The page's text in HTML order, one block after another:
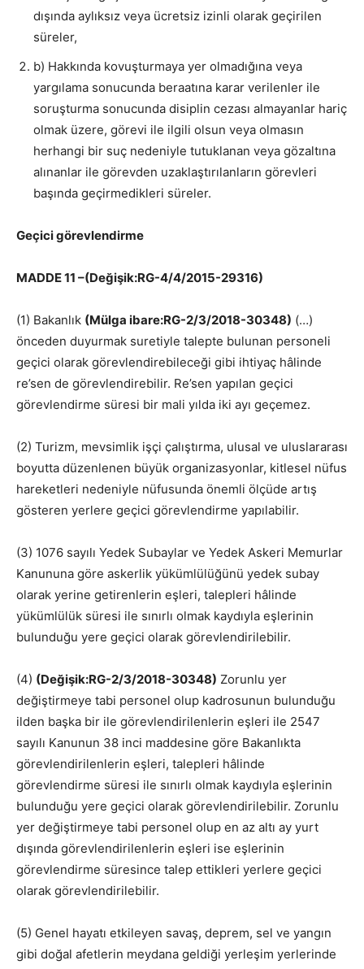
dışında aylıksız veya ücretsiz izinli olarak geçirilen
süreler,
b) Hakkında kovuşturmaya yer olmadığına veya
yargılama sonucunda beraatına karar verilenler ile
soruşturma sonucunda disiplin cezası almayanlar hariç
olmak üzere, görevi ile ilgili olsun veya olmasın
herhangi bir suç nedeniyle tutuklanan veya gözaltına
alınanlar ile görevden uzaklaştırılanların görevleri
başında geçirmedikleri süreler.
Geçici görevlendirme
MADDE 11 –(Değişik:RG-4/4/2015-29316)
(1) Bakanlık (Mülga ibare:RG-2/3/2018-30348) (…)
önceden duyurmak suretiyle talepte bulunan personeli
geçici olarak görevlendirebileceği gibi ihtiyaç hâlinde
re’sen de görevlendirebilir. Re’sen yapılan geçici
görevlendirme süresi bir mali yılda iki ayı geçemez.
(2) Turizm, mevsimlik işçi çalıştırma, ulusal ve uluslararası
boyutta düzenlenen büyük organizasyonlar, kitlesel nüfus
hareketleri nedeniyle nüfusunda önemli ölçüde artış
gösteren yerlere geçici görevlendirme yapılabilir.
(3) 1076 sayılı Yedek Subaylar ve Yedek Askeri Memurlar
Kanununa göre askerlik yükümlülüğünü yedek subay
olarak yerine getirenlerin eşleri, talepleri hâlinde
yükümlülük süresi ile sınırlı olmak kaydıyla eşlerinin
bulunduğu yere geçici olarak görevlendirilebilir.
(4) (Değişik:RG-2/3/2018-30348) Zorunlu yer
değiştirmeye tabi personel olup kadrosunun bulunduğu
ilden başka bir ile görevlendirilenlerin eşleri ile 2547
sayılı Kanunun 38 inci maddesine göre Bakanlıkta
görevlendirilenlerin eşleri, talepleri hâlinde
görevlendirme süresi ile sınırlı olmak kaydıyla eşlerinin
bulunduğu yere geçici olarak görevlendirilebilir. Zorunlu
yer değiştirmeye tabi personel olup en az altı ay yurt
dışında görevlendirilenlerin eşleri ise eşlerinin
görevlendirme süresince talep ettikleri yerlere geçici
olarak görevlendirilebilir.
(5) Genel hayatı etkileyen savaş, deprem, sel ve yangın
gibi doğal afetlerin meydana geldiği yerleşim yerlerinde